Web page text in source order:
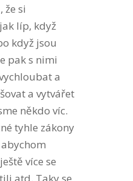
že si
líp, když
když jsou
pak s nimi
a
a vytvářet
někdo víc.
tyhle zákony
více se